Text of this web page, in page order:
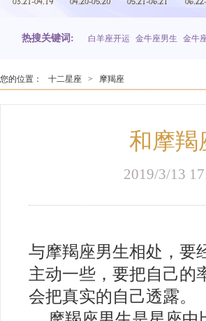
热搜关键词: 白羊座开运 金牛座男生 金牛
您的位置： 十二星座 > 摩羯座
和摩羯
2019/3/13
与摩羯座男生相处，要
主动一些，要把自己的
会把真实的自己透露。